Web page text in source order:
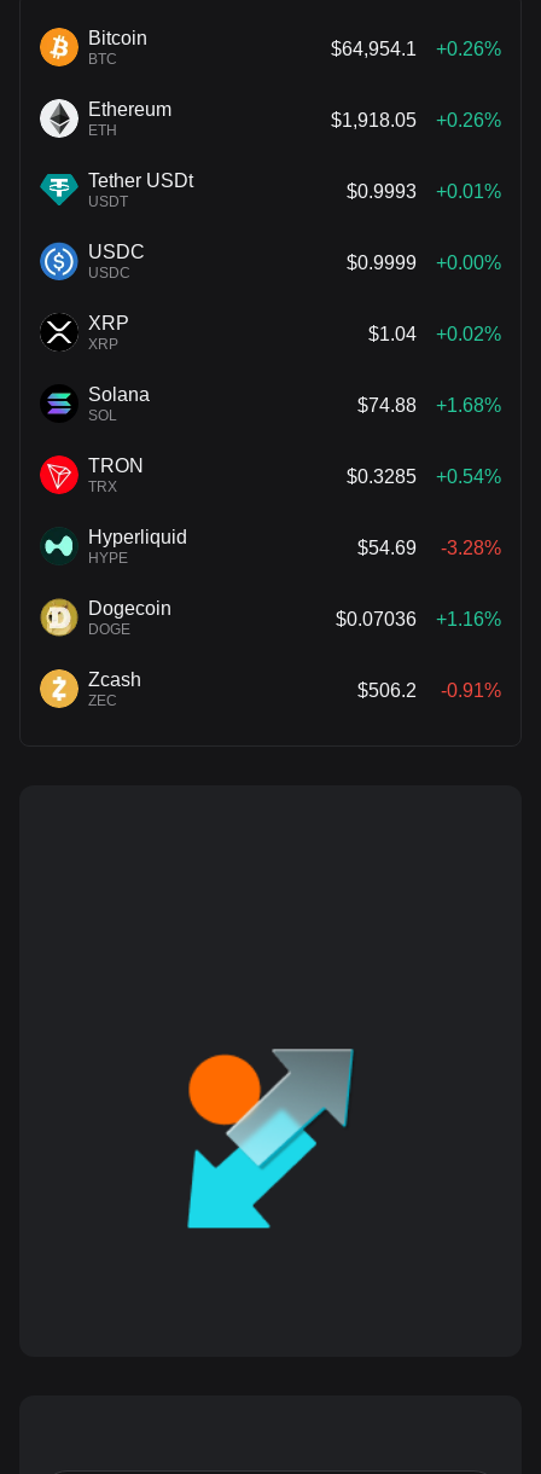
Bitcoin
BTC
$64,954.1 +0.26%
Ethereum
ETH
$1,918.05 +0.26%
Tether USDt
USDT
$0.9993 +0.01%
USDC
USDC
$0.9999 +0.00%
XRP
XRP
$1.04 +0.02%
Solana
SOL
$74.88 +1.68%
TRON
TRX
$0.3285 +0.54%
Hyperliquid
HYPE
$54.69 -3.28%
Dogecoin
DOGE
$0.07036 +1.16%
Zcash
ZEC
$506.2 -0.91%